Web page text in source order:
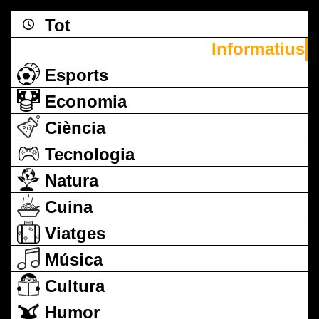
Tot
Informatius
Esports
Economia
Ciència
Tecnologia
Natura
Cuina
Viatges
Música
Cultura
Humor